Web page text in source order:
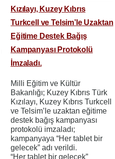
Kızılayı, Kuzey Kıbrıs
Turkcell ve Telsim’le Uzaktan
Eğitime Destek Bağış
Kampanyası Protokolü
İmzaladı.
Milli Eğitim ve Kültür
Bakanlığı; Kuzey Kıbrıs Türk
Kızılayı, Kuzey Kıbrıs Turkcell
ve Telsim’le uzaktan eğitime
destek bağış kampanyası
protokolü imzaladı;
kampanyaya “Her tablet bir
gelecek” adı verildi.
“Her tablet bir gelecek”